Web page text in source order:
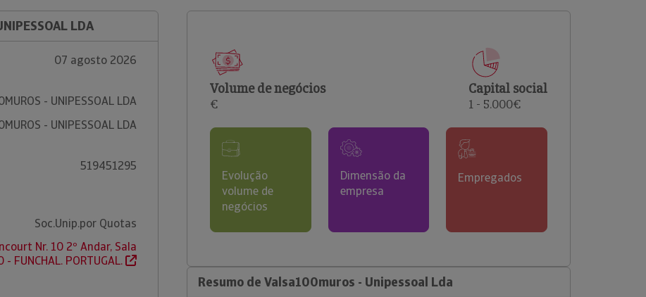
comerciais e analisar o risco de incumprimento dos
LDA
07 agosto 2026
- UNIPESSOAL LDA
- UNIPESSOAL LDA
519451295
Soc.Unip.por Quotas
Nr. 10 2º Andar, Sala
FUNCHAL. PORTUGAL.
Volume de negócios
€
Capital social
1 - 5.000€
Evolução
volume de
negócios
Dimensão da
empresa
Empregados
Resumo de Valsa100muros - Unipessoal Lda